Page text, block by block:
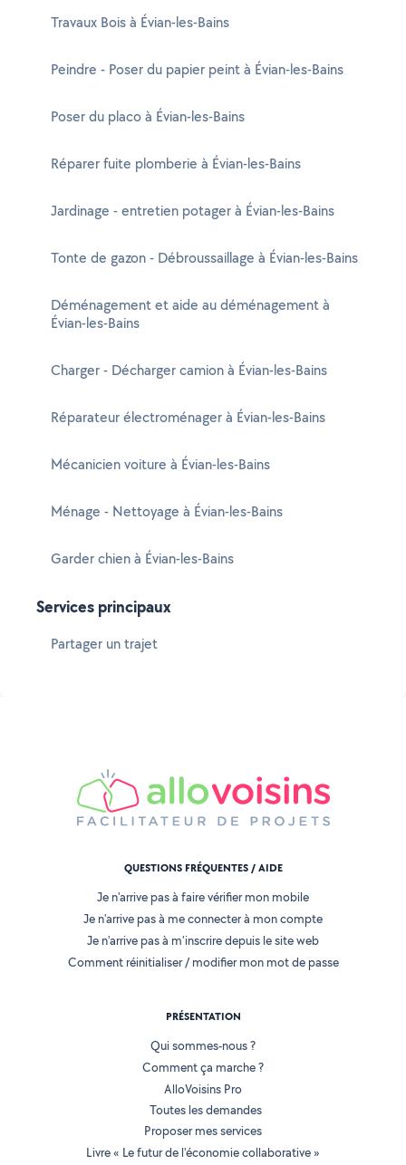
Travaux Bois à Évian-les-Bains
Peindre - Poser du papier peint à Évian-les-Bains
Poser du placo à Évian-les-Bains
Réparer fuite plomberie à Évian-les-Bains
Jardinage - entretien potager à Évian-les-Bains
Tonte de gazon - Débroussaillage à Évian-les-Bains
Déménagement et aide au déménagement à
Évian-les-Bains
Charger - Décharger camion à Évian-les-Bains
Réparateur électroménager à Évian-les-Bains
Mécanicien voiture à Évian-les-Bains
Ménage - Nettoyage à Évian-les-Bains
Garder chien à Évian-les-Bains
Services principaux
Partager un trajet
QUESTIONS FRÉQUENTES / AIDE
Je n'arrive pas à faire vérifier mon mobile
Je n'arrive pas à me connecter à mon compte
Je n'arrive pas à m'inscrire depuis le site web
Comment réinitialiser / modifier mon mot de passe
PRÉSENTATION
Qui sommes-nous ?
Comment ça marche ?
AlloVoisins Pro
Toutes les demandes
Proposer mes services
Livre « Le futur de l'économie collaborative »